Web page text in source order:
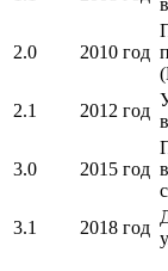
2.0 2010 год
2.1
2012 год
3.0 2015 год
3.1
2018 год